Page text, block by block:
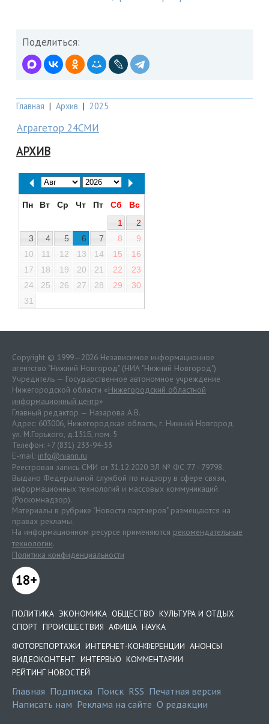
Поделиться:
Главная | Архив | 2025
Аграгетор 24СМИ
АРХИВ
Пн Вт Ср Чт Пт Сб
Вс
1
2
3
4 5 6 7 8
9
10
11 12 13 14 15
16
17
18 19 20 21 22
23
24
25 26 27 28 29
30
31
Copyright © 1999—2026 Независимое информационное
агентство "Нижний Новгород" (НИА "Нижний Новгород")
Учредитель — Государственное автономное учреждение
Нижегородской области «Нижегородский областной
информационный центр»
Главный редактор — Назарова А.В.
Адрес: 603006, Нижегородская область, г. Нижний Новгород.
ул. М.Горького, д.151Б, пом. 5
Телефон: +7 (831) 233-94-53
E-mail: info@niann.ru
Реестровая запись СМИ от 31.12.2020 ЭЛ № ФС 77 - 79798.
Выдано Федеральной службой по надзору в сфере связи,
информационных технологий и массовых коммуникаций
(Роскомнадзор).
Материалы в рубрике "Новости партнеров" размещаются на
правах рекламы.
На информационном ресурсе применяются рекомендательные
технологии.
Политика конфиденциальности
18+
ПОЛИТИКА ЭКОНОМИКА ОБЩЕСТВО КУЛЬТУРА И ОТДЫХ
СПОРТ ПРОИСШЕСТВИЯ АФИША НАУКА
ФОТОРЕПОРТАЖИ ИНТЕРНЕТ-КОНФЕРЕНЦИИ АНОНСЫ
ВИДЕОКОНТЕНТ ИНТЕРВЬЮ КОММЕНТАРИИ
РЕЙТИНГ НОВОСТЕЙ
Главная Подписка Поиск RSS Печатная версия
Написать нам Реклама на сайте О редакции